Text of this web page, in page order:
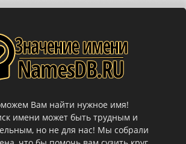
Вам найти нужное имя!
имени может быть трудным и
но не для нас! Мы собрали